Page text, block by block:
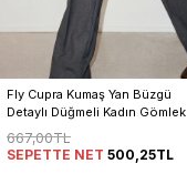
Fly Cupra Kumaş Yan Büzgü
Detaylı Düğmeli Kadın Gömlek
667,00TL
SEPETTE NET 500,25TL